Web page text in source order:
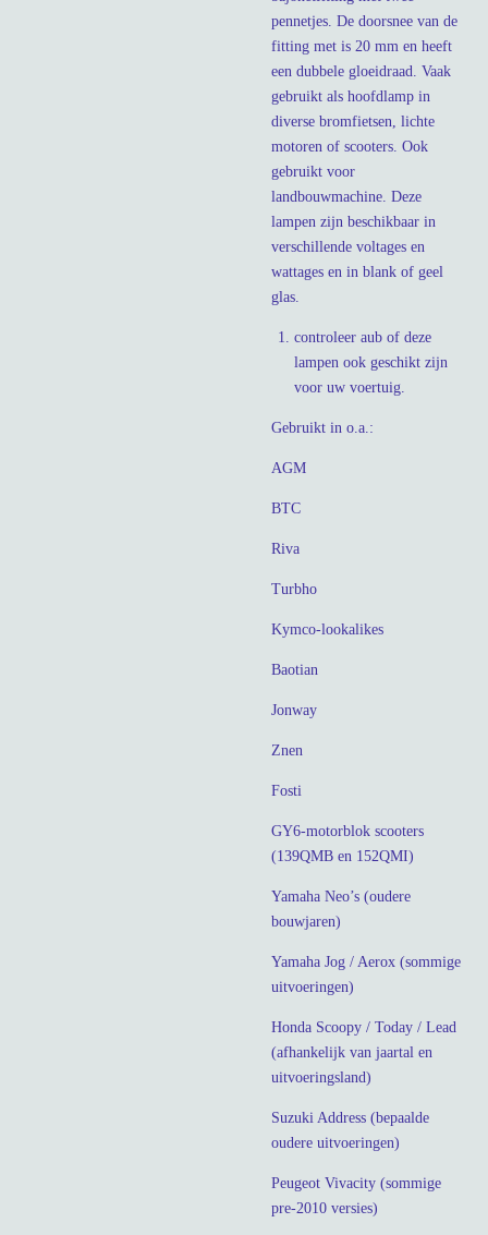
pennetjes. De doorsnee van de
fitting met is 20 mm en heeft
een dubbele gloeidraad. Vaak
gebruikt als hoofdlamp in
diverse bromfietsen, lichte
motoren of scooters. Ook
gebruikt voor
landbouwmachine. Deze
lampen zijn beschikbaar in
verschillende voltages en
wattages en in blank of geel
glas.
controleer aub of deze
lampen ook geschikt zijn
voor uw voertuig.
Gebruikt in o.a.:
AGM
BTC
Riva
Turbho
Kymco-lookalikes
Baotian
Jonway
Znen
Fosti
GY6-motorblok scooters
(139QMB en 152QMI)
Yamaha Neo’s (oudere
bouwjaren)
Yamaha Jog / Aerox (sommige
uitvoeringen)
Honda Scoopy / Today / Lead
(afhankelijk van jaartal en
uitvoeringsland)
Suzuki Address (bepaalde
oudere uitvoeringen)
Peugeot Vivacity (sommige
pre-2010 versies)